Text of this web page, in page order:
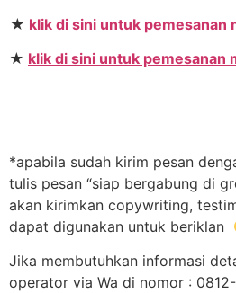
★ klik di sini untuk pemesanan
★ klik di sini untuk pemesanan
*apabila sudah kirim pesan
tulis pesan “siap bergabung di
akan kirimkan copywriting,
dapat digunakan untuk beriklan
Jika membutuhkan informasi
operator via Wa di nomor :